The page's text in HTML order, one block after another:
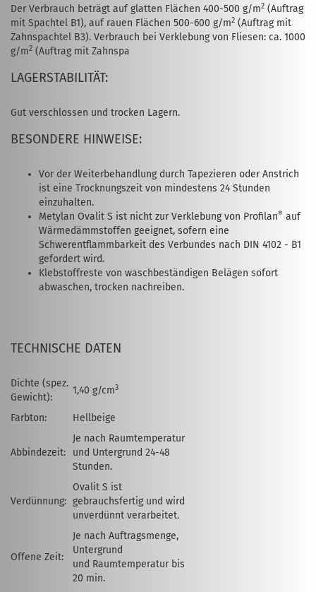
Der Verbrauch beträgt auf glatten Flächen 400-500 g/m2 (Auftrag
mit Spachtel B1), auf rauen Flächen 500-600 g/m2 (Auftrag mit
Zahnspachtel B3). Verbrauch bei Verklebung von Fliesen: ca. 1000
g/m2 (Auftrag mit Zahnspa
LAGERSTABILITÄT:
Gut verschlossen und trocken Lagern.
BESONDERE HINWEISE:
Vor der Weiterbehandlung durch Tapezieren oder Anstrich
ist eine Trocknungszeit von mindestens 24 Stunden
einzuhalten.
Metylan Ovalit S ist nicht zur Verklebung von Profilan® auf
Wärmedämmstoffen geeignet, sofern eine
Schwerentflammbarkeit des Verbundes nach DIN 4102 - B1
gefordert wird.
Klebstoffreste von waschbeständigen Belägen sofort
abwaschen, trocken nachreiben.
TECHNISCHE DATEN
Dichte (spez.
Gewicht):
1,40 g/cm3
Farbton: Hellbeige
Abbindezeit:
Je nach Raumtemperatur
und Untergrund 24-48
Stunden.
Verdünnung:
Ovalit S ist
gebrauchsfertig und wird
unverdünnt verarbeitet.
Offene Zeit:
Je nach Auftragsmenge,
Untergrund
und Raumtemperatur bis
20 min.